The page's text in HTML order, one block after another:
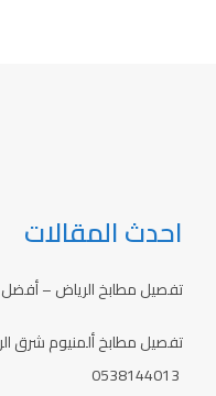
احدث المقالات
تفصيل مطابخ الرياض – أفضل
تفصيل مطابخ ألمنيوم شرق